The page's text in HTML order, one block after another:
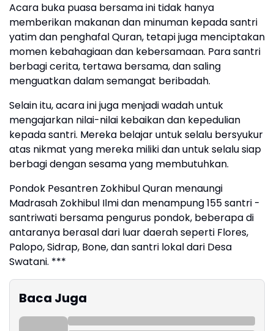
Acara buka puasa bersama ini tidak hanya
memberikan makanan dan minuman kepada santri
yatim dan penghafal Quran, tetapi juga menciptakan
momen kebahagiaan dan kebersamaan. Para santri
berbagi cerita, tertawa bersama, dan saling
menguatkan dalam semangat beribadah.
Selain itu, acara ini juga menjadi wadah untuk
mengajarkan nilai-nilai kebaikan dan kepedulian
kepada santri. Mereka belajar untuk selalu bersyukur
atas nikmat yang mereka miliki dan untuk selalu siap
berbagi dengan sesama yang membutuhkan.
Pondok Pesantren Zokhibul Quran menaungi
Madrasah Zokhibul Ilmi dan menampung 155 santri -
santriwati bersama pengurus pondok, beberapa di
antaranya berasal dari luar daerah seperti Flores,
Palopo, Sidrap, Bone, dan santri lokal dari Desa
Swatani. ***
Baca Juga